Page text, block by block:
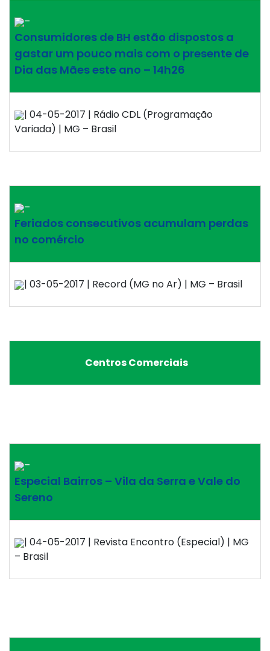
–
Consumidores de BH estão dispostos a
gastar um pouco mais com o presente de
Dia das Mães este ano – 14h26
| 04-05-2017 | Rádio CDL (Programação
Variada) | MG – Brasil
–
Feriados consecutivos acumulam perdas
no comércio
| 03-05-2017 | Record (MG no Ar) | MG – Brasil
Centros Comerciais
–
Especial Bairros – Vila da Serra e Vale do
Sereno
| 04-05-2017 | Revista Encontro (Especial) | MG
– Brasil